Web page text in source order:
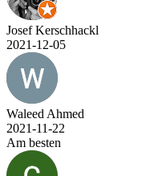
Josef Kerschhackl
2021-12-05
Waleed Ahmed
2021-11-22
Am besten